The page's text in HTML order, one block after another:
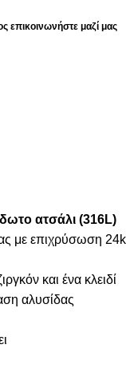
επικοινωνήστε μαζί μας
ατσάλι (316L)
με επιχρύσωση 24k
και ένα κλειδί
αλυσίδας